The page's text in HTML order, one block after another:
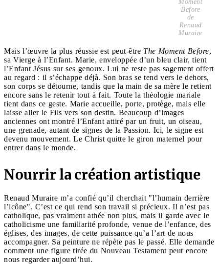
Moment
Before
de
Renaud
Muraire
Mais l’œuvre la plus réussie est peut-être The Moment Before,
sa Vierge à l’Enfant. Marie, enveloppée d’un bleu clair, tient
l’Enfant Jésus sur ses genoux. Lui ne reste pas sagement offert
au regard : il s’échappe déjà. Son bras se tend vers le dehors,
son corps se détourne, tandis que la main de sa mère le retient
encore sans le retenir tout à fait. Toute la théologie mariale
tient dans ce geste. Marie accueille, porte, protège, mais elle
laisse aller le Fils vers son destin. Beaucoup d’images
anciennes ont montré l’Enfant attiré par un fruit, un oiseau,
une grenade, autant de signes de la Passion. Ici, le signe est
devenu mouvement. Le Christ quitte le giron maternel pour
entrer dans le monde.
Nourrir la création artistique
Renaud Muraire m’a confié qu’il cherchait "l’humain derrière
l’icône". C’est ce qui rend son travail si précieux. Il n’est pas
catholique, pas vraiment athée non plus, mais il garde avec le
catholicisme une familiarité profonde, venue de l’enfance, des
églises, des images, de cette puissance qu’a l’art de nous
accompagner. Sa peinture ne répète pas le passé. Elle demande
comment une figure tirée du Nouveau Testament peut encore
nous regarder aujourd’hui.